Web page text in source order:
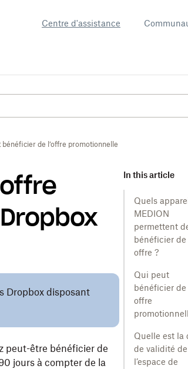
Centre d'assistance
de l’offre promotionnelle MEDION + Dropbox
In this article
Quels
MEDION
permettent
bénéficier de
offre ?
Qui peut
bénéficier de
offre
Quelle est la
de validité de
l’espace de
Dropbox disposant
peut-être bénéficier de
jours à compter de la